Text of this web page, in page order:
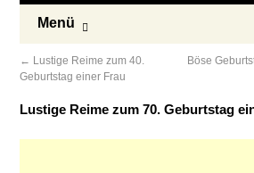
Menü
← Lustige Reime zum 40.
Geburtstag einer Frau
Böse
Lustige Reime zum 70. Geburtstag